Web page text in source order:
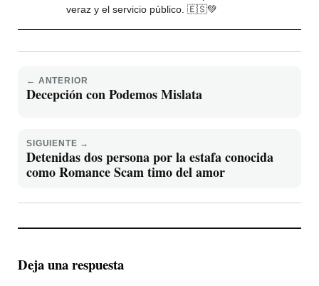
veraz y el servicio público. 🇪🇸💚
← ANTERIOR
Decepción con Podemos Mislata
SIGUIENTE →
Detenidas dos persona por la estafa conocida
como Romance Scam timo del amor
Deja una respuesta